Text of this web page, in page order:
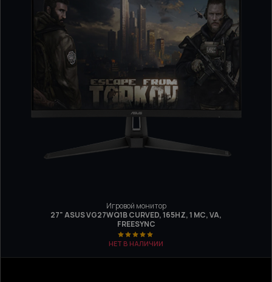
Игровой монитор
27" ASUS VG27WQ1B CURVED, 165HZ, 1 МС, VA,
FREESYNC
НЕТ В НАЛИЧИИ